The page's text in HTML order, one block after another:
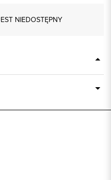
NIEDOSTĘPNY